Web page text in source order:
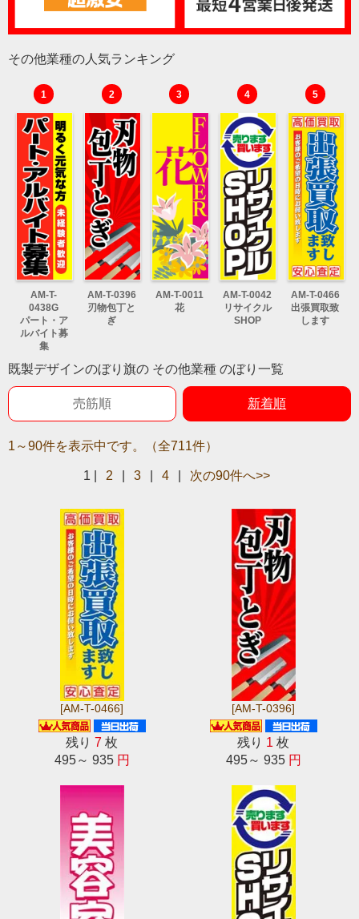
その他業種の人気ランキング
1
AM-T-
0438G
パート・ア
ルバイト募
集
2
AM-T-0396
刃物包丁と
ぎ
3
AM-T-0011
花
4
AM-T-0042
リサイクル
SHOP
5
AM-T-0466
出張買取致
します
既製デザインのぼり旗の その他業種 のぼり一覧
売筋順 新着順
1～90件を表示中です。（全711件）
1 2 3 4 次の90件へ>>
[AM-T-0466]
残り7 枚
495～ 935 円
[AM-T-0396]
残り 1 枚
495～ 935 円